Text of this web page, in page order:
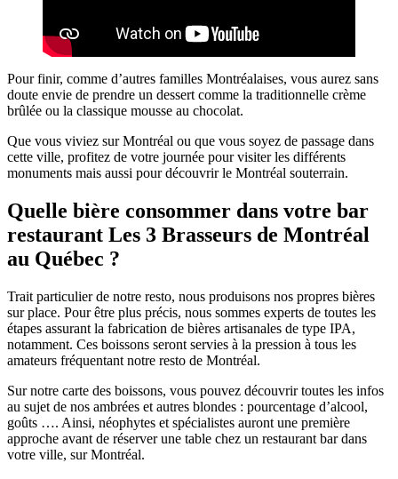
Pour finir, comme d’autres familles Montréalaises, vous aurez sans
doute envie de prendre un dessert comme la traditionnelle crème
brûlée ou la classique mousse au chocolat.
Que vous viviez sur Montréal ou que vous soyez de passage dans
cette ville, profitez de votre journée pour visiter les différents
monuments mais aussi pour découvrir le Montréal souterrain.
Quelle bière consommer dans votre bar
restaurant Les 3 Brasseurs de Montréal
au Québec ?
Trait particulier de notre resto, nous produisons nos propres bières
sur place. Pour être plus précis, nous sommes experts de toutes les
étapes assurant la fabrication de bières artisanales de type IPA,
notamment. Ces boissons seront servies à la pression à tous les
amateurs fréquentant notre resto de Montréal.
Sur notre carte des boissons, vous pouvez découvrir toutes les infos
au sujet de nos ambrées et autres blondes : pourcentage d’alcool,
goûts …. Ainsi, néophytes et spécialistes auront une première
approche avant de réserver une table chez un restaurant bar dans
votre ville, sur Montréal.